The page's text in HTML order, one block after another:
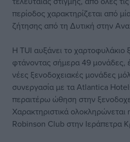
περίοδος χαρακτηρίζεται από
ζήτησης από τη Δυτική στην
Η TUI αυξάνει το χαρτοφυλάκιο
φτάνοντας σήμερα 49 μονάδες,
νέες ξενοδοχειακές μονάδες
συνεργασία με τα Atlantica
περαιτέρω ώθηση στην
Χαρακτηριστικά
Robinson Club στην Ιεράπετρα